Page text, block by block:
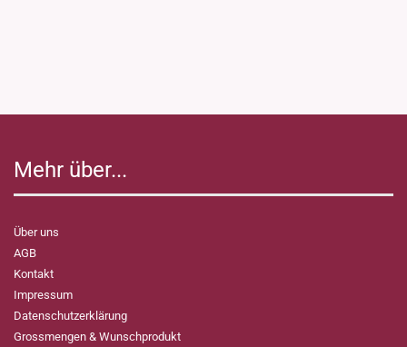
Mehr über...
Über uns
AGB
Kontakt
Impressum
Datenschutzerklärung
Grossmengen & Wunschprodukt